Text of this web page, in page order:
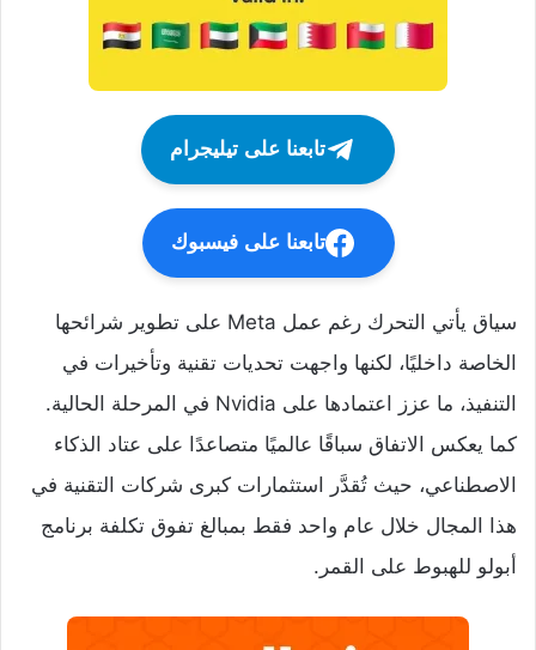
تابعنا على تيليجرام
تابعنا على فيسبوك
سياق يأتي التحرك رغم عمل Meta على تطوير شرائحها
الخاصة داخليًا، لكنها واجهت تحديات تقنية وتأخيرات في
التنفيذ، ما عزز اعتمادها على Nvidia في المرحلة الحالية.
كما يعكس الاتفاق سباقًا عالميًا متصاعدًا على عتاد الذكاء
الاصطناعي، حيث تُقدَّر استثمارات كبرى شركات التقنية في
هذا المجال خلال عام واحد فقط بمبالغ تفوق تكلفة برنامج
أبولو للهبوط على القمر.